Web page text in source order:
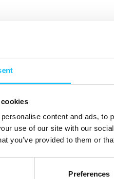
content and ads, to
use of our site with our
you’ve provided to them or
Preferences